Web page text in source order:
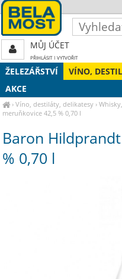
ŽELEZÁŘSTVÍ VÍNO,
AKCE
›Víno, destiláty, delikatesy ›
meruňkovice 42,5 % 0,70 l
Baron
% 0,70 l
MŮJ ÚČET
PŘIHLÁSIT| VYTVOŘIT